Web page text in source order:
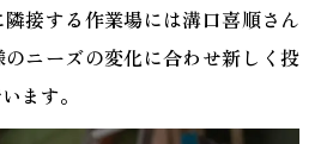
接する作業場には溝口喜順さん
ニーズの変化に合わせ新しく投
ます。